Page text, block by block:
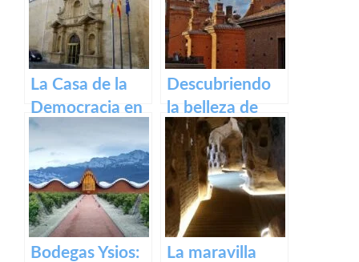
Francés
La Casa de la
Democracia en
Logroño: El
Parlamento de
La Rioja
Descubriendo
la belleza de
Alfaro: un
recorrido por el
pueblo riojano
Bodegas Ysios:
La maravilla